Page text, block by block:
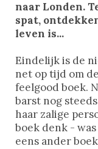
naar Londen.
spat,
leven is...
Eindelijk is de
net op tijd om
feelgood boek.
barst nog
haar zalige
boek denk -
eens ander